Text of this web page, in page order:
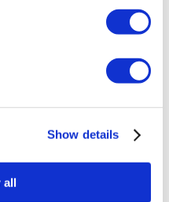
Show details
all